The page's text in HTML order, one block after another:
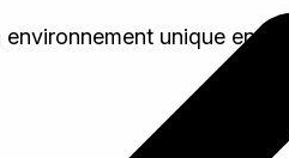
unique